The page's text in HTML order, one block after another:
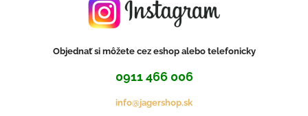
Objednať si môžete cez eshop alebo telefonicky
0911 466 006
info@jagershop.sk